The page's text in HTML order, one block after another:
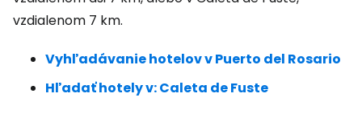
vzdialenom 7 km.
Vyhľadávanie hotelov v Puerto del Rosario
Hľadať hotely v: Caleta de Fuste